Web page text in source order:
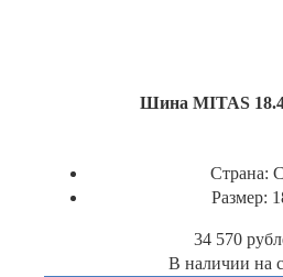
Шина MITAS
Страна:
Размер:
34 570
В наличии на